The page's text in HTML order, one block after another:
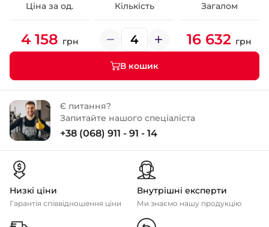
Ціна за од. Кількість Загалом
4 158 грн 16 632 грн
В кошик
Є питання?
Запитайте нашого спеціаліста
+38 (068) 911 - 91 - 14
Низкі ціни
Гарантія співвідношення ціни
Внутрішні експерти
Ми знаємо нашу продукцію